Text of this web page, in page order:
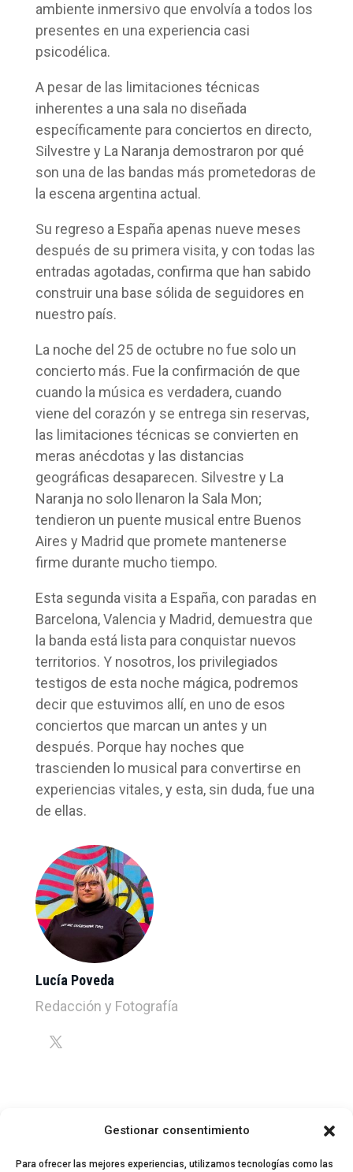
Gestionar consentimiento
Para ofrecer las mejores experiencias, utilizamos tecnologías como las
ambiente inmersivo que envolvía a todos los
presentes en una experiencia casi
psicodélica.
A pesar de las limitaciones técnicas
inherentes a una sala no diseñada
específicamente para conciertos en directo,
Silvestre y La Naranja demostraron por qué
son una de las bandas más prometedoras de
la escena argentina actual.
Su regreso a España apenas nueve meses
después de su primera visita, y con todas las
entradas agotadas, confirma que han sabido
construir una base sólida de seguidores en
nuestro país.
La noche del 25 de octubre no fue solo un
concierto más. Fue la confirmación de que
cuando la música es verdadera, cuando
viene del corazón y se entrega sin reservas,
las limitaciones técnicas se convierten en
meras anécdotas y las distancias
geográficas desaparecen. Silvestre y La
Naranja no solo llenaron la Sala Mon;
tendieron un puente musical entre Buenos
Aires y Madrid que promete mantenerse
firme durante mucho tiempo.
Esta segunda visita a España, con paradas en
Barcelona, Valencia y Madrid, demuestra que
la banda está lista para conquistar nuevos
territorios. Y nosotros, los privilegiados
testigos de esta noche mágica, podremos
decir que estuvimos allí, en uno de esos
conciertos que marcan un antes y un
después. Porque hay noches que
trascienden lo musical para convertirse en
experiencias vitales, y esta, sin duda, fue una
de ellas.
Lucía Poveda
Redacción y Fotografía